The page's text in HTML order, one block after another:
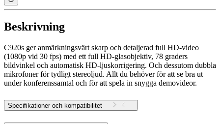
Beskrivning
C920s ger anmärkningsvärt skarp och detaljerad full HD-video
(1080p vid 30 fps) med ett full HD-glasobjektiv, 78 graders
bildvinkel och automatisk HD-ljuskorrigering. Och dessutom dubbla
mikrofoner för tydligt stereoljud. Allt du behöver för att se bra ut
under konferenssamtal och för att spela in snygga demovideor.
Specifikationer och kompatibilitet